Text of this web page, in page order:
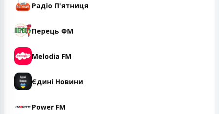
Радіо П'ятниця
Перець ФМ
Melodia FM
Єдині Новини
Power FM